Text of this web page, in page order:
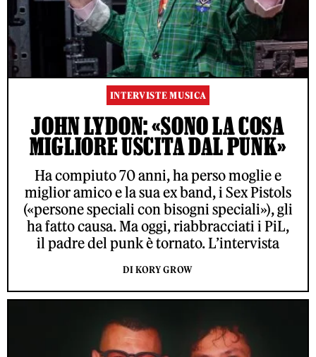
INTERVISTE MUSICA
JOHN LYDON: «SONO LA COSA
MIGLIORE USCITA DAL PUNK»
Ha compiuto 70 anni, ha perso moglie e
miglior amico e la sua ex band, i Sex Pistols
(«persone speciali con bisogni speciali»), gli
ha fatto causa. Ma oggi, riabbracciati i PiL,
il padre del punk è tornato. L’intervista
DI KORY GROW